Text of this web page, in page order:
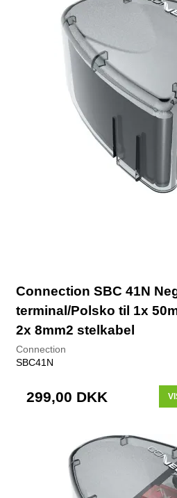
Connection SBC 41N
terminal/Polsko til 1x
2x 8mm2 stelkabel
Connection
SBC41N
299,00 DKK